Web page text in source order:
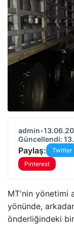
admin•
Güncellendi:
Paylaş: Twitter
Pinterest
MT'nin yönetimi
yönünde,
önderliğindeki